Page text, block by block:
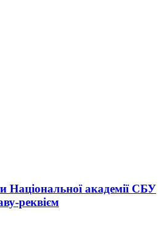
Національної академії СБУ
реквієм